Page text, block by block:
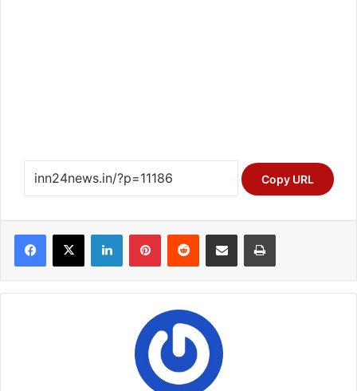
Copy URL
Facebook
X LinkedInPinterestReddit Share via Email Print